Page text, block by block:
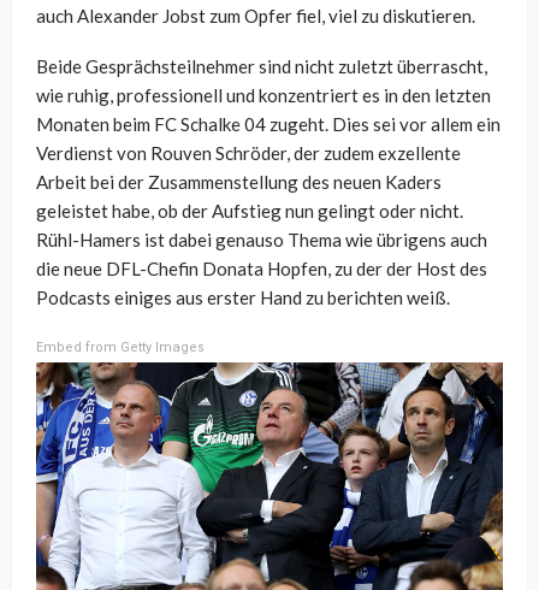
auch Alexander Jobst zum Opfer fiel, viel zu diskutieren.
Beide Gesprächsteilnehmer sind nicht zuletzt überrascht,
wie ruhig, professionell und konzentriert es in den letzten
Monaten beim FC Schalke 04 zugeht. Dies sei vor allem ein
Verdienst von Rouven Schröder, der zudem exzellente
Arbeit bei der Zusammenstellung des neuen Kaders
geleistet habe, ob der Aufstieg nun gelingt oder nicht.
Rühl-Hamers ist dabei genauso Thema wie übrigens auch
die neue DFL-Chefin Donata Hopfen, zu der der Host des
Podcasts einiges aus erster Hand zu berichten weiß.
Embed from Getty Images